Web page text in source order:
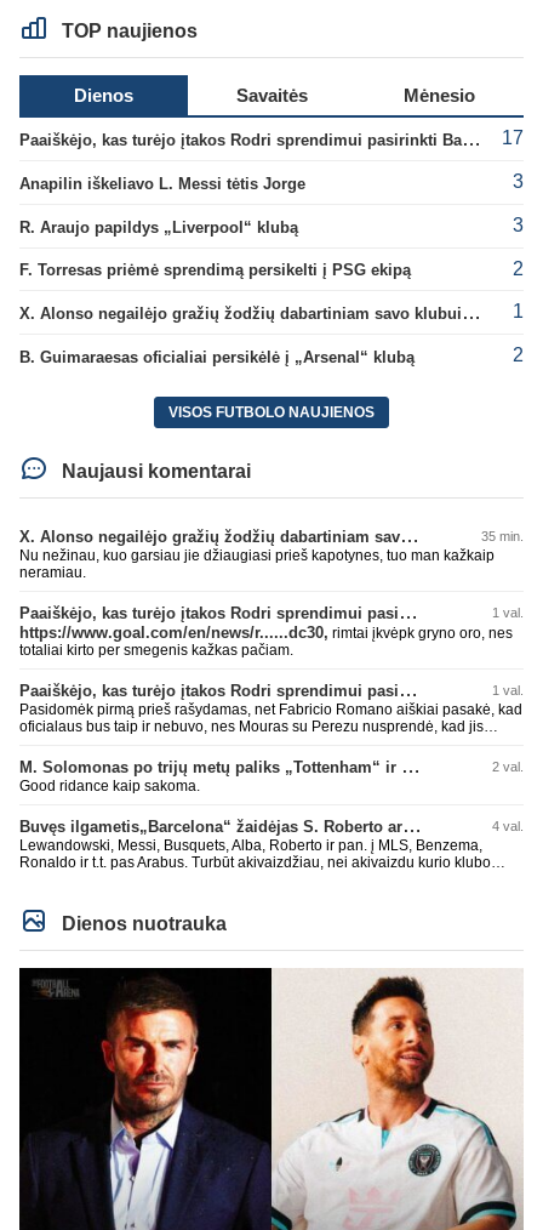
TOP naujienos
Dienos Savaitės Mėnesio
Paaiškėjo, kas turėjo įtakos Rodri sprendimui pasirinkti Barselonos pusę 17
Anapilin iškeliavo L. Messi tėtis Jorge 3
R. Araujo papildys „Liverpool“ klubą 3
F. Torresas priėmė sprendimą persikelti į PSG ekipą 2
X. Alonso negailėjo gražių žodžių dabartiniam savo klubui „Chelsea“ 1
B. Guimaraesas oficialiai persikėlė į „Arsenal“ klubą 2
VISOS FUTBOLO NAUJIENOS
Naujausi komentarai
X. Alonso negailėjo gražių žodžių dabartiniam savo klubui „Chelsea“ 35 min.
Nu nežinau, kuo garsiau jie džiaugiasi prieš kapotynes, tuo man kažkaip
neramiau.
Paaiškėjo, kas turėjo įtakos Rodri sprendimui pasirinkti Barselonos pusę 1 val.
https://www.goal.com/en/news/r......dc30, rimtai įkvėpk gryno oro, nes
totaliai kirto per smegenis kažkas pačiam.
Paaiškėjo, kas turėjo įtakos Rodri sprendimui pasirinkti Barselonos pusę 1 val.
Pasidomėk pirmą prieš rašydamas, net Fabricio Romano aiškiai pasakė, kad
oficialaus bus taip ir nebuvo, nes Mouras su Perezu nusprendė, kad jis
surasti info ar buvo oficialus bid. Atsakymas: Ne, oficialaus raštiško
pasiūlymo (official bid) Madrido „Real“ Mančesterio „City“ klubui už Rodri dar
nepateikė. ​Nors žiniasklaidoje (pvz., The Athletic, Diario AS) garsiai kalbama
kontaktus su žaidėjo stovykla ar „City“ vadovais, oficialus formalus
pasiūlymas iki šiol nėra registruotas. ​Ispanijos gigantai tikrina situaciją ir
vertina galimybes, tačiau kol kas viskas vyksta tik žvalgybos ir neoficialių
M. Solomonas po trijų metų paliks „Tottenham“ ir papildys „West Ham“ klubą 2 val.
Good ridance kaip sakoma.
Buvęs ilgametis„Barcelona“ žaidėjas S. Roberto artėja link persikėlimo į MLS 4 val.
Lewandowski, Messi, Busquets, Alba, Roberto ir pan. į MLS, Benzema,
Ronaldo ir t.t. pas Arabus. Turbūt akivaizdžiau, nei akivaizdu kurio klubo
Dienos nuotrauka